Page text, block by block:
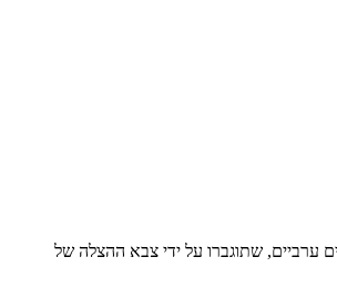
ערביים, שתוגברו על ידי צבא ההצלה של